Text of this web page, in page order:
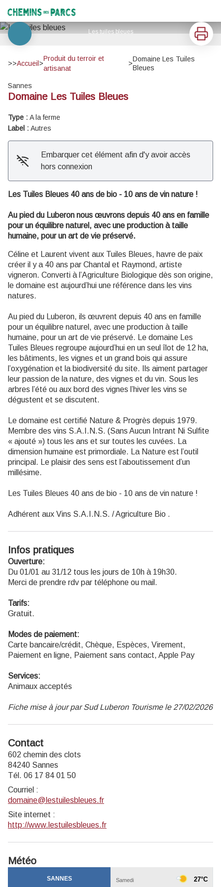
Chemins des Parcs
Les tuiles bleues
Voir l'image en plein écran
Imprimer
>>Accueil >
Produit du terroir et
artisanat
>
Domaine Les Tuiles
Bleues
Sannes
Domaine Les Tuiles Bleues
Type : A la ferme
Label : Autres
Embarquer cet élément afin d'y avoir accès
hors connexion
Les Tuiles Bleues 40 ans de bio - 10 ans de vin nature !
Au pied du Luberon nous œuvrons depuis 40 ans en famille
pour un équilibre naturel, avec une production à taille
humaine, pour un art de vie préservé.
Céline et Laurent vivent aux Tuiles Bleues, havre de paix
créer il y a 40 ans par Chantal et Raymond, artiste
vigneron. Converti à l’Agriculture Biologique dès son origine,
le domaine est aujourd’hui une référence dans les vins
natures.
Au pied du Luberon, ils œuvrent depuis 40 ans en famille
pour un équilibre naturel, avec une production à taille
humaine, pour un art de vie préservé. Le domaine Les
Tuiles Bleues regroupe aujourd’hui en un seul îlot de 12 ha,
les bâtiments, les vignes et un grand bois qui assure
l’oxygénation et la biodiversité du site. Ils aiment partager
leur passion de la nature, des vignes et du vin. Sous les
arbres l’été ou aux bord des vignes l’hiver les vins se
dégustent et se discutent.
Le domaine est certifié Nature & Progrès depuis 1979.
Membre des vins S.A.I.N.S. (Sans Aucun Intrant Ni Sulfite
« ajouté ») tous les ans et sur toutes les cuvées. La
dimension humaine est primordiale. La Nature est l’outil
principal. Le plaisir des sens est l’aboutissement d’un
millésime.
Les Tuiles Bleues 40 ans de bio - 10 ans de vin nature !
Adhérent aux Vins S.A.I.N.S. / Agriculture Bio .
Infos pratiques
Ouverture:
Du 01/01 au 31/12 tous les jours de 10h à 19h30.
Merci de prendre rdv par téléphone ou mail.
Tarifs:
Gratuit.
Modes de paiement:
Carte bancaire/crédit, Chèque, Espèces, Virement,
Paiement en ligne, Paiement sans contact, Apple Pay
Services:
Animaux acceptés
Fiche mise à jour par Sud Luberon Tourisme le 27/02/2026
Contact
602 chemin des clots
84240 Sannes
Tél. 06 17 84 01 50
Courriel :
domaine@lestuilesbleues.fr
Site internet :
http://www.lestuilesbleues.fr
Météo